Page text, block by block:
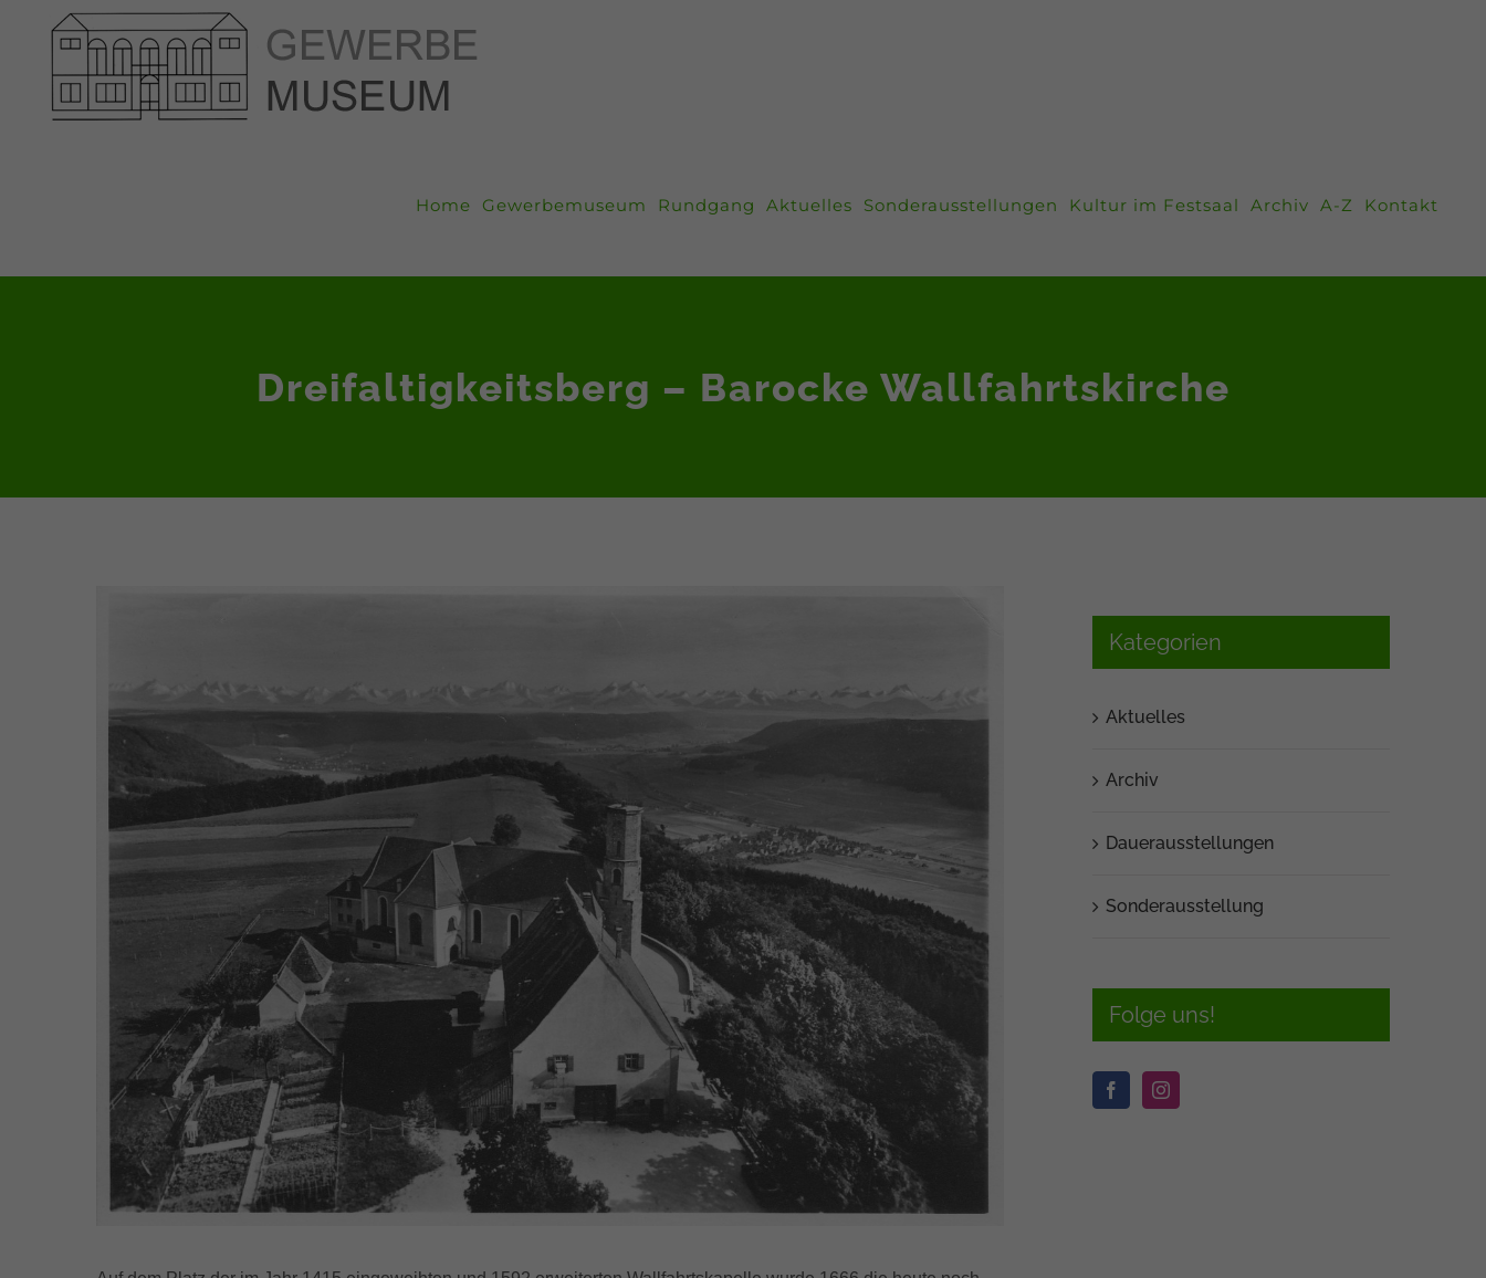
springen
Home Gewerbemuseum Rundgang Aktuelles Sonderausstellungen Kultur im Festsaal Archiv A-Z Kontakt
Dreifaltigkeitsberg – Barocke Wallfahrtskirche
Kategorien
Aktuelles
Archiv
Dauerausstellungen
Sonderausstellung
Folge uns!